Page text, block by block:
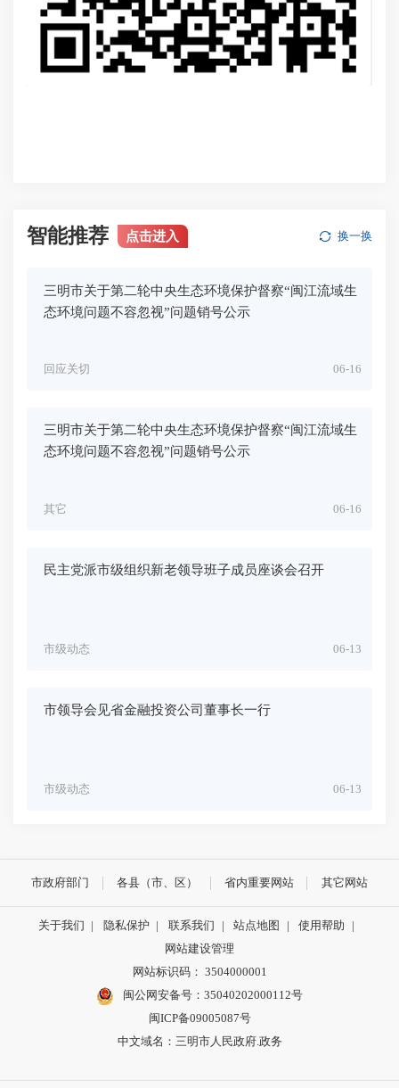
智能推荐 点击进入 换一换
三明市关于第二轮中央生态环境保护督察“闽江流域生
态环境问题不容忽视”问题销号公示
06-16
回应关切
三明市关于第二轮中央生态环境保护督察“闽江流域生
态环境问题不容忽视”问题销号公示
06-16
其它
民主党派市级组织新老领导班子成员座谈会召开
06-13
市级动态
市领导会见省金融投资公司董事长一行
06-13
市级动态
市政府部门 各县（市、区） 省内重要网站 其它网站
关于我们 | 隐私保护 | 联系我们 | 站点地图 | 使用帮助
|
网站建设管理
网站标识码： 3504000001
闽公网安备号：35040202000112号
闽ICP备09005087号
中文域名：三明市人民政府.政务